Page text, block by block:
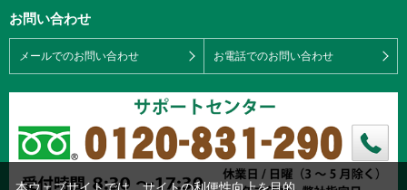
お問い合わせ
メールでのお問い合わせ お電話でのお問い合わせ